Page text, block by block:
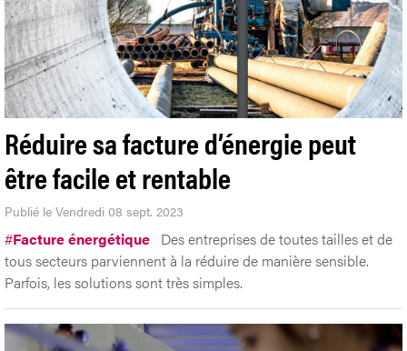
Réduire sa facture d’énergie peut
être facile et rentable
Publié le Vendredi 08 sept. 2023
#Facture énergétique Des entreprises de toutes tailles et de
tous secteurs parviennent à la réduire de manière sensible.
Parfois, les solutions sont très simples.